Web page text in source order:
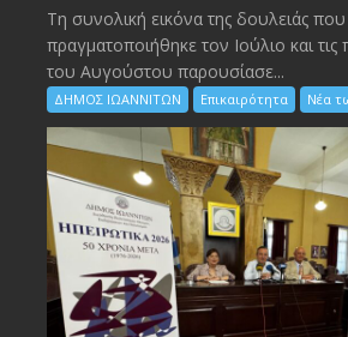
Τη συνολική εικόνα της δουλειάς που
πραγματοποιήθηκε τον Ιούλιο και τις
του Αυγούστου παρουσίασε...
ΔΗΜΟΣ ΙΩΑΝΝΙΤΩΝ Επικαιρότητα Νέα